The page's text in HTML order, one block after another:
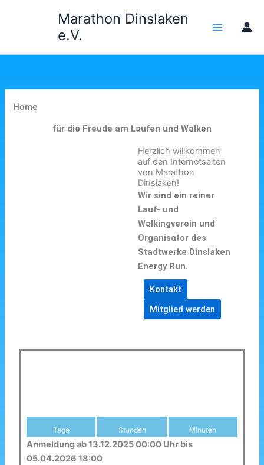
Marathon Dinslaken
e.V.
Home
für die Freude am Laufen und Walken
Herzlich willkommen
auf den Internetseiten
von Marathon
Dinslaken!
Wir sind ein reiner
Lauf- und
Walkingverein und
Organisator des
Stadtwerke Dinslaken
Energy Run.
Kontakt
Mitglied werden
Tage Stunden Minuten
Anmeldung ab 13.12.2025 00:00 Uhr bis
05.04.2026 18:00